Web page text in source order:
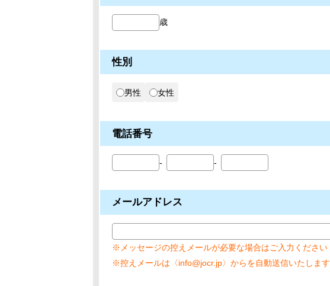
歳
性別
男性 女性
電話番号
メールアドレス
※メッセージの控えメールが必要な場合はご入力ください
※控えメールは〈info@jocr.jp〉からを自動送信いたします